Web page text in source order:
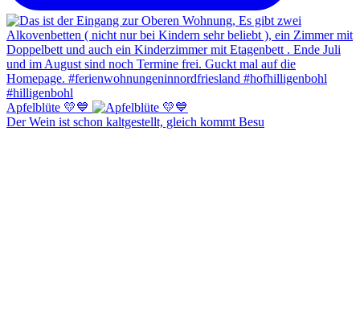
Apfelblüte 💛💙
Der Wein ist schon kaltgestellt, gleich kommt Besu